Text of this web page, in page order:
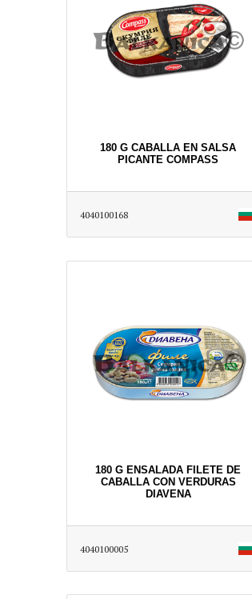
180 G CABALLA EN SALSA
PICANTE COMPASS
4040100168
180 G ENSALADA FILETE DE
CABALLA CON VERDURAS
DIAVENA
4040100005